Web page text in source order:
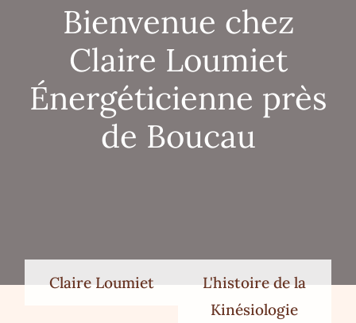
Bienvenue chez
Claire Loumiet
Énergéticienne près
de Boucau
Claire Loumiet
L'histoire de la
Kinésiologie